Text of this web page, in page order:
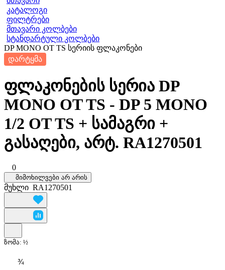
კატალოგი
ფილტრები
მთავარი კოლბები
სტანდარტული კოლბები
DP MONO OT TS სერიის ფლაკონები
დარტყმა
ფლაკონების სერია DP
MONO OT TS - DP 5 MONO
1/2 OT TS + სამაგრი +
გასაღები, არტ. RA1270501
0
მიმოხილვები არ არის
მუხლი RA1270501
ზომა: ½
¾